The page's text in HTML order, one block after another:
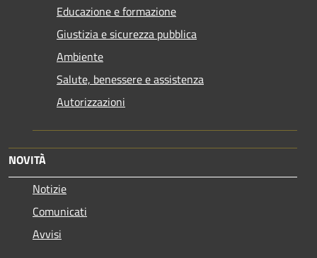
Educazione e formazione
Giustizia e sicurezza pubblica
Ambiente
Salute, benessere e assistenza
Autorizzazioni
NOVITÀ
Notizie
Comunicati
Avvisi